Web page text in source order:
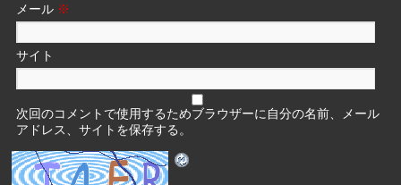
メール ※
サイト
次回のコメントで使用するためブラウザーに自分の名前、メール
アドレス、サイトを保存する。